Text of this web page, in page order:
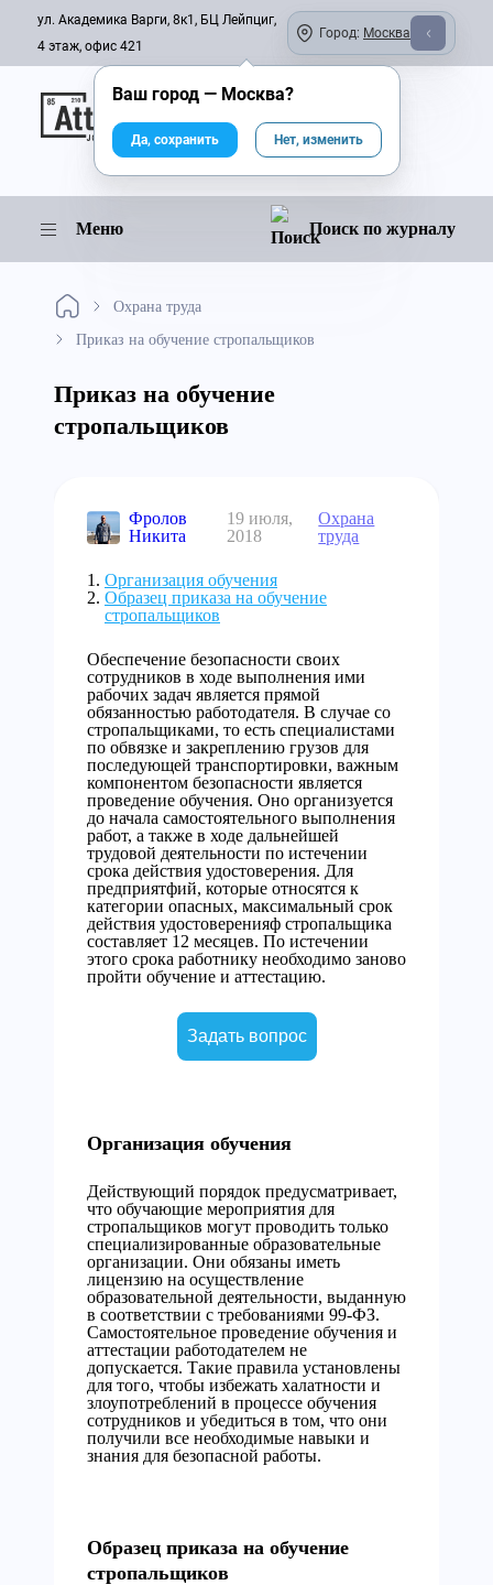
ул. Академика Варги, 8к1, БЦ Лейпциг,
4 этаж, офис 421
Город: Москва
Онлайн-журнал
Меню Поиск по журналу
Охрана труда
Приказ на обучение стропальщиков
Приказ на обучение
стропальщиков
Фролов
Никита
19 июля,
2018
Охрана
труда
Организация обучения
Образец приказа на обучение
стропальщиков
Обеспечение безопасности своих
сотрудников в ходе выполнения ими
рабочих задач является прямой
обязанностью работодателя. В случае со
стропальщиками, то есть специалистами
по обвязке и закреплению грузов для
последующей транспортировки, важным
компонентом безопасности является
проведение обучения. Оно организуется
до начала самостоятельного выполнения
работ, а также в ходе дальнейшей
трудовой деятельности по истечении
срока действия удостоверения. Для
предприятфий, которые относятся к
категории опасных, максимальный срок
действия удостоверенияф стропальщика
составляет 12 месяцев. По истечении
этого срока работнику необходимо заново
пройти обучение и аттестацию.
Задать вопрос
Организация обучения
Действующий порядок предусматривает,
что обучающие мероприятия для
стропальщиков могут проводить только
специализированные образовательные
организации. Они обязаны иметь
лицензию на осуществление
образовательной деятельности, выданную
в соответствии с требованиями 99-ФЗ.
Самостоятельное проведение обучения и
аттестации работодателем не
допускается. Такие правила установлены
для того, чтобы избежать халатности и
злоупотреблений в процессе обучения
сотрудников и убедиться в том, что они
получили все необходимые навыки и
знания для безопасной работы.
Образец приказа на обучение
стропальщиков
Ваш город — Москва?
Да, сохранить Нет, изменить